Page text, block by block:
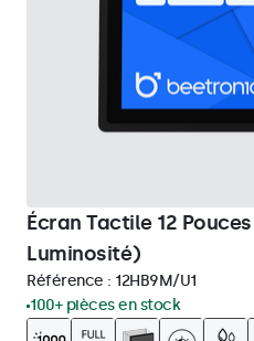
Écran Tactile 12
Luminosité)
Référence : 12HB9M/U1
100+ pièces en stock